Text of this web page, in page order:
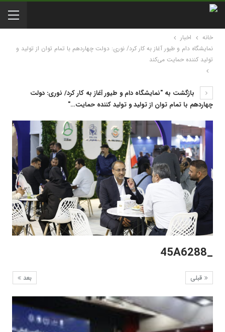
خانه
اخبار
نمایشگاه دام و طیور آغاز به کار کرد/ نوری: دولت چهاردهم با تمام توان از تولید و
تولید کننده حمایت می‌کند
بازگشت به "نمایشگاه دام و طیور آغاز به کار کرد/ نوری: دولت
چهاردهم با تمام توان از تولید و تولید کننده حمایت…"
_45A6288
بعد قبلی